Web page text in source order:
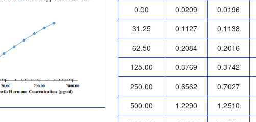
0.00
0.0209 0.0196
31.25
0.1127 0.1138
62.50
0.2084 0.2016
125.00
0.3769 0.3742
250.00
0.6562 0.7027
500.00
1.2290 1.2510